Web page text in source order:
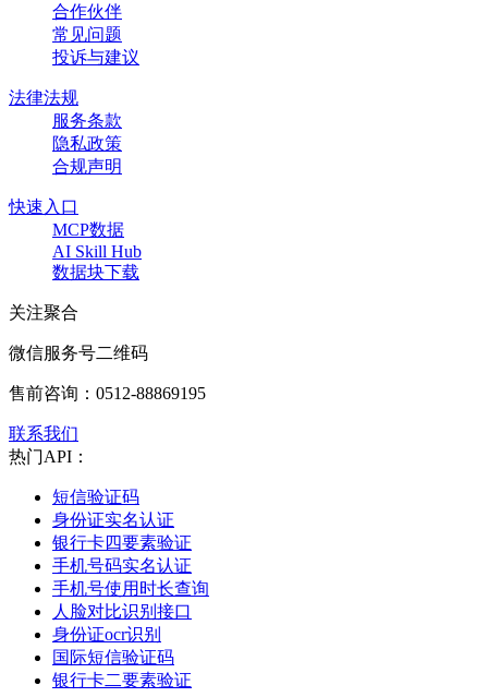
合作伙伴
常见问题
投诉与建议
法律法规
服务条款
隐私政策
合规声明
快速入口
MCP数据
AI Skill Hub
数据块下载
关注聚合
微信服务号二维码
售前咨询： 0512-88869195
联系我们
热门API：
短信验证码
身份证实名认证
银行卡四要素验证
手机号码实名认证
手机号使用时长查询
人脸对比识别接口
身份证ocr识别
国际短信验证码
银行卡二要素验证